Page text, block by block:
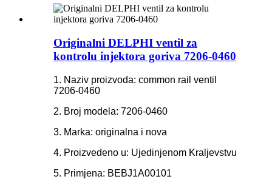
Originalni DELPHI ventil za
kontrolu injektora goriva 7206-0460
1. Naziv proizvoda: common rail ventil
7206-0460
2. Broj modela: 7206-0460
3. Marka: originalna i nova
4. Proizvedeno u: Ujedinjenom Kraljevstvu
5. Primjena: BEBJ1A00101